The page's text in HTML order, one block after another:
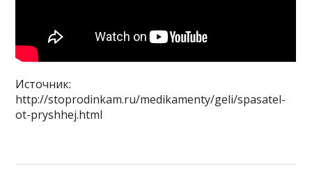
Источник:
http://stoprodinkam.ru/medikamenty/geli/spasatel-
ot-pryshhej.html